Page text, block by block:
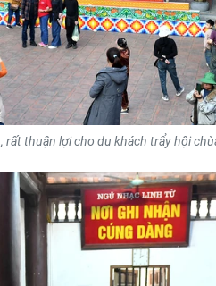
rất thuận lợi cho du khách trẩy hội